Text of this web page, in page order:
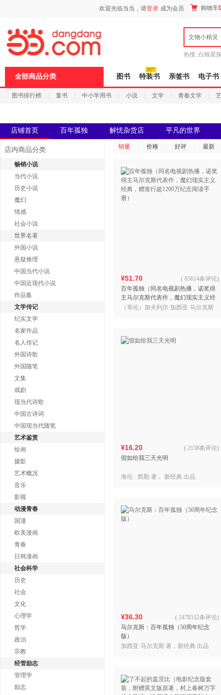
欢迎光临当当，请登录 成为会员 购物车
文物小精灵
热搜: 白狼星
全部商品分类 图书 特装书 亲签书 电子书
图书排行榜 童书 中小学用书 小说 文学 青春文学
店铺首页 百年孤独 解忧杂货店 平凡的世界
店内商品分类
畅销小说
当代小说
历史小说
魔幻
情感
社会小说
世界名著
外国小说
悬疑推理
中国当代小说
中国近现代小说
作品集
文学传记
纪实文学
名家作品
名人传记
外国诗歌
外国随笔
文集
戏剧
现当代诗歌
中国古诗词
中国现当代随笔
艺术鉴赏
绘画
摄影
艺术概况
音乐
影视
动漫青春
国漫
欧美漫画
青春
日韩漫画
社会科学
历史
社会
文化
心理学
哲学
政治
宗教
经管励志
管理学
励志
销量 价格 好评 最新
¥51.70
百年孤独（同名电视剧热播，诺奖得
主马尔克斯代表作，魔幻现实主义经
典，赠发行超1200万纪念阅读手册）
( 85614条评论)
（哥伦）加夫列尔·加西亚·马尔克斯
¥16.20
假如给我三天光明
( 2158条评论)
海伦 · 凯勒 著， 新经典 出品
¥36.30
马尔克斯：百年孤独（50周年纪念
版）
( 2478532条评论)
加西亚·马尔克斯 著，新经典 出品
页
浪
键
打